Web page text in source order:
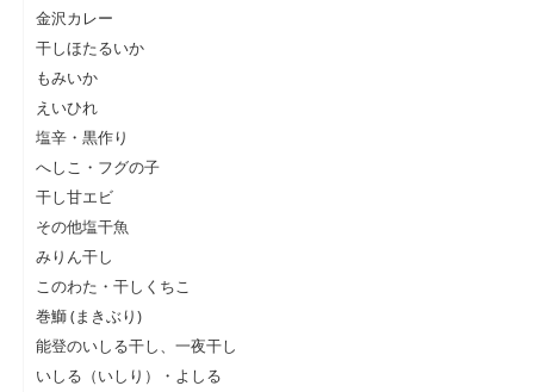
金沢カレー
干しほたるいか
もみいか
えいひれ
塩辛・黒作り
へしこ・フグの子
干し甘エビ
その他塩干魚
みりん干し
このわた・干しくちこ
巻鰤 (まきぶり)
能登のいしる干し、一夜干し
いしる（いしり）・よしる